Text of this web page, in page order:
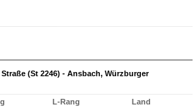
(St 2246) - Ansbach, Würzburger
L-Rang
Land